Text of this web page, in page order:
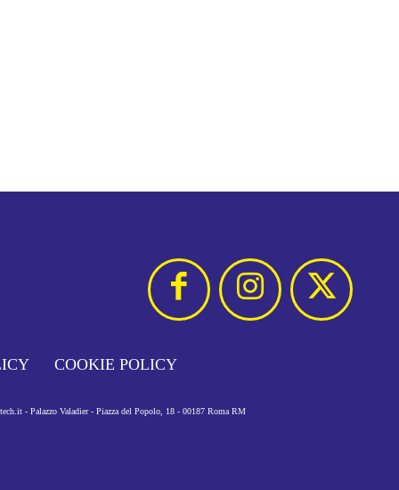
COOKIE POLICY
- Palazzo Valadier - Piazza del Popolo, 18 - 00187 Roma RM